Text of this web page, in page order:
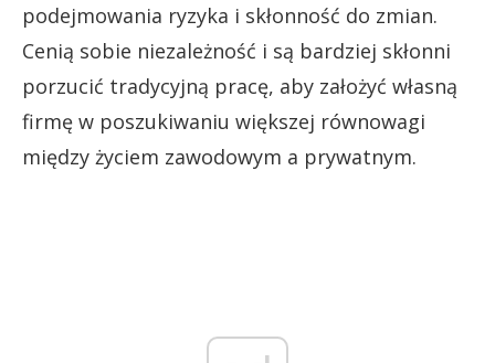
podejmowania ryzyka i skłonność do zmian.
Cenią sobie niezależność i są bardziej skłonni
porzucić tradycyjną pracę, aby założyć własną
firmę w poszukiwaniu większej równowagi
między życiem zawodowym a prywatnym.